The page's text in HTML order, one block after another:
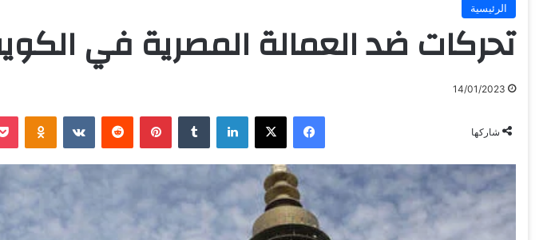
الرئيسية
تحركات ضد العمالة المصرية في
14/01/2023
شاركها
فيسبوك ‫X لينكدإن ‏Tumblr بينتيريست ‏Reddit
‏VKontakte
Odnoklassniki